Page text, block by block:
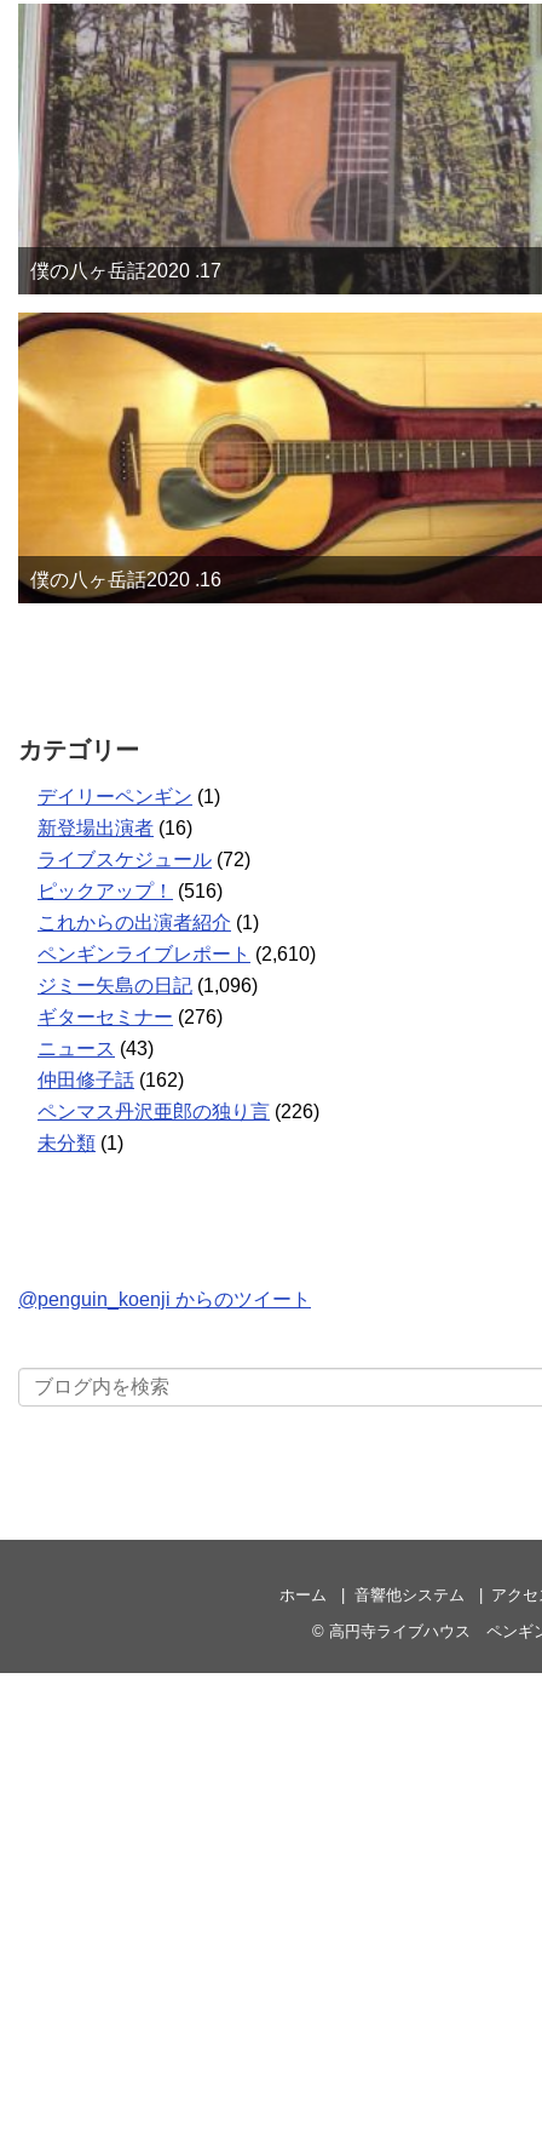
僕の八ヶ岳話2020 .17
僕の八ヶ岳話2020 .16
カテゴリー
デイリーペンギン (1)
新登場出演者 (16)
ライブスケジュール (72)
ピックアップ！
(516)
これからの出演者紹介 (1)
ペンギンライブレポート (2,610)
ジミー矢島の日記 (1,096)
ギターセミナー (276)
ニュース (43)
仲田修子話 (162)
ペンマス丹沢亜郎の独り言 (226)
未分類 (1)
@penguin_koenji からのツイート
ホーム 音響他システム
アクセ
© 高円寺ライブハウス ペンギ